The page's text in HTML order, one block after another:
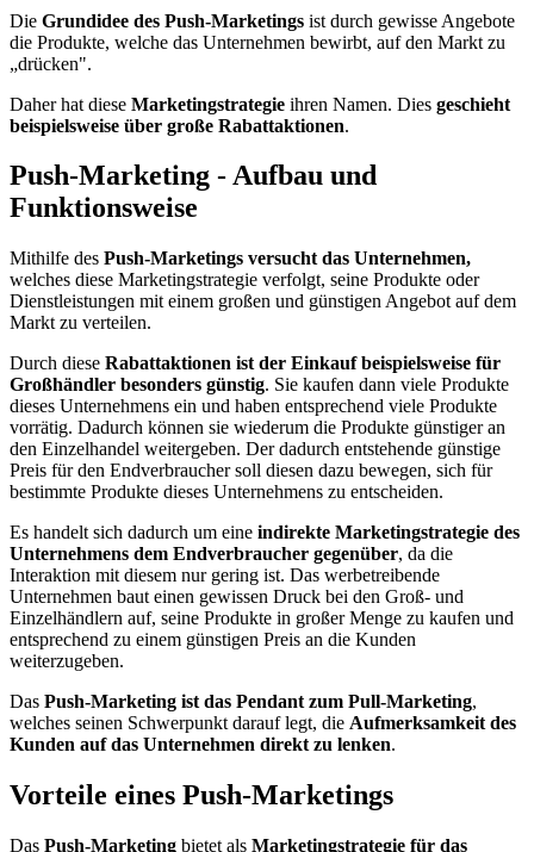
Die Grundidee des Push-Marketings ist durch gewisse Angebote
die Produkte, welche das Unternehmen bewirbt, auf den Markt zu
„drücken".
Daher hat diese Marketingstrategie ihren Namen. Dies geschieht
beispielsweise über große Rabattaktionen.
Push-Marketing - Aufbau und
Funktionsweise
Mithilfe des Push-Marketings versucht das Unternehmen,
welches diese Marketingstrategie verfolgt, seine Produkte oder
Dienstleistungen mit einem großen und günstigen Angebot auf dem
Markt zu verteilen.
Durch diese Rabattaktionen ist der Einkauf beispielsweise für
Großhändler besonders günstig. Sie kaufen dann viele Produkte
dieses Unternehmens ein und haben entsprechend viele Produkte
vorrätig. Dadurch können sie wiederum die Produkte günstiger an
den Einzelhandel weitergeben. Der dadurch entstehende günstige
Preis für den Endverbraucher soll diesen dazu bewegen, sich für
bestimmte Produkte dieses Unternehmens zu entscheiden.
Es handelt sich dadurch um eine indirekte Marketingstrategie des
Unternehmens dem Endverbraucher gegenüber, da die
Interaktion mit diesem nur gering ist. Das werbetreibende
Unternehmen baut einen gewissen Druck bei den Groß- und
Einzelhändlern auf, seine Produkte in großer Menge zu kaufen und
entsprechend zu einem günstigen Preis an die Kunden
weiterzugeben.
Das Push-Marketing ist das Pendant zum Pull-Marketing,
welches seinen Schwerpunkt darauf legt, die Aufmerksamkeit des
Kunden auf das Unternehmen direkt zu lenken.
Vorteile eines Push-Marketings
Das Push-Marketing bietet als Marketingstrategie für das